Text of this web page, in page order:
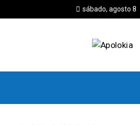
sábado, agosto 8